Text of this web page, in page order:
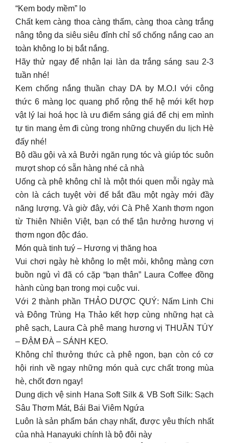
“Kem body mềm” lo
Chất kem càng thoa càng thấm, càng thoa càng trắng
nâng tông da siêu siêu đỉnh chỉ số chống nắng cao an
toàn không lo bị bắt nắng.
Hãy thử ngay để nhận lại làn da trắng sáng sau 2-3
tuần nhé!
Kem chống nắng thuần chay DA by M.O.I với công
thức 6 màng lọc quang phổ rộng thế hệ mới kết hợp
vật lý lai hoá học là ưu điểm sáng giá để chị em mình
tự tin mang ẻm đi cùng trong những chuyến du lịch Hè
đấy nhé!
Bộ dầu gội và xả Bưởi ngăn rụng tóc và giúp tóc suôn
mượt shop có sẵn hàng nhé cả nhà
Uống cà phê không chỉ là một thói quen mỗi ngày mà
còn là cách tuyệt vời để bắt đầu một ngày mới đầy
năng lượng. Và giờ đây, với Cà Phê Xanh thơm ngon
từ Thiên Nhiên Việt, bạn có thể tận hưởng hương vị
thơm ngon độc đáo.
Món quà tinh tuý – Hương vị thăng hoa
Vui chơi ngày hè không lo mệt mỏi, không màng cơn
buồn ngủ vì đã có cặp “bạn thân” Laura Coffee đồng
hành cùng bạn trong mọi cuộc vui.
Với 2 thành phần THẢO DƯỢC QUÝ: Nấm Linh Chi
và Đông Trùng Hạ Thảo kết hợp cùng những hạt cà
phê sạch, Laura Cà phê mang hương vị THUẦN TÚY
– ĐẬM ĐÀ – SÁNH KẸO.
Không chỉ thưởng thức cà phê ngon, bạn còn có cơ
hội rinh về ngay những món quà cực chất trong mùa
hè, chốt đơn ngay!
Dung dịch vệ sinh Hana Soft Silk & VB Soft Silk: Sạch
Sâu Thơm Mát, Bái Bai Viêm Ngứa
Luôn là sản phẩm bán chạy nhất, được yêu thích nhất
của nhà Hanayuki chính là bộ đôi này